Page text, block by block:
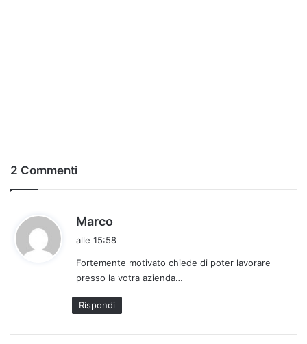
2 Commenti
Marco
e
t
t
o
alle 15:58
Fortemente motivato chiede di poter lavorare
presso la votra azienda…
Rispondi